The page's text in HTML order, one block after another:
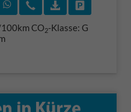
Rückruf vereinbaren
Wir rufen Sie an
CO2-Klasse: G